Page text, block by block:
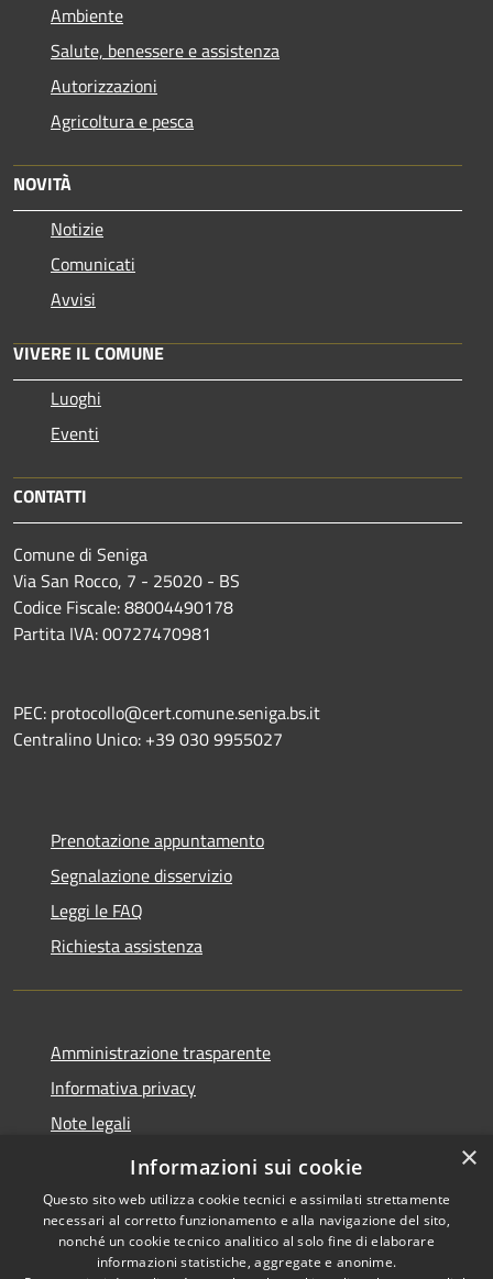
Ambiente
Salute, benessere e assistenza
Autorizzazioni
Agricoltura e pesca
NOVITÀ
Notizie
Comunicati
Avvisi
VIVERE IL COMUNE
Luoghi
Eventi
CONTATTI
Comune di Seniga
Via San Rocco, 7 - 25020 - BS
Codice Fiscale: 88004490178
Partita IVA: 00727470981
PEC: protocollo@cert.comune.seniga.bs.it
Centralino Unico: +39 030 9955027
Prenotazione appuntamento
Segnalazione disservizio
Leggi le FAQ
Richiesta assistenza
Amministrazione trasparente
Informativa privacy
Note legali
Dichiarazione di accessibilità
Copyright © 2026 • Comune di
×
Informazioni sui cookie
Questo sito web utilizza cookie tecnici e assimilati strettamente
necessari al corretto funzionamento e alla navigazione del sito,
nonché un cookie tecnico analitico al solo fine di elaborare
informazioni statistiche, aggregate e anonime.